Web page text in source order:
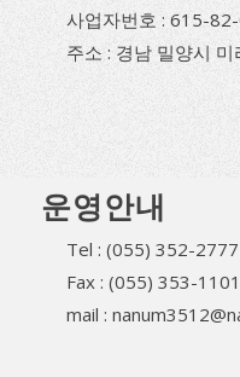
사업자번호 : 615-
주소 : 경남 밀양시
운영안내
Tel : (055) 352-2777
Fax : (055) 353-1101
mail :